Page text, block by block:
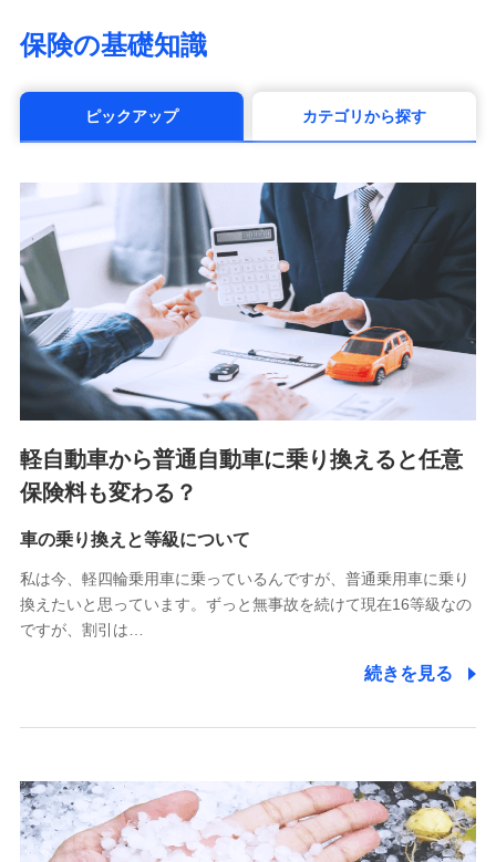
マニュライフ生命保険株式会社
（https://www.manulife.co.jp/）
（https://www.msa-life.co.jp/）
メットライフ生命株式会社(https://www.metlife.co.jp/)
■少額短期保険
株式会社アシロ少額短期保険 (https://kailash.co.jp/)
SBIいきいき少額短期保険会社 (https://www.i-
sedai.com/)
SBIペット少額短期保険株式会社 (https://www.sbipet-
ssi.co.jp/)
SBIリスタ少額短期保険会社
(https://www.jishin.co.jp/)
スマートプラス少額短期保険株式会社
チューリッヒ少額短期保険株式会社
(https://www.zurichssi.co.jp/)
(https://www.tokiomarine-x.co.jp/)
(https://pshoken.co.jp/)
リトルファミリー少額短期保険株式会社
(https://www.littlefamily-ssi.com/)
郵便、電話、およびＥメール等により、当社と取引のあるも
た維持管理等の委託業務遂行のため、またそれらに付帯、関
連する当社および提携会社のサービスを案内、提供するため
（なお、当社は複数の保険会社と取引があり、取得した個人
情報を取引のある他の保険会社の商品・サービスをご提案す
保険の基礎知識
ピックアップ カテゴリから探す
軽自動車から普通自動車に乗り換えると任意
保険料も変わる？
車の乗り換えと等級について
私は今、軽四輪乗用車に乗っているんですが、普通乗用車に乗り
換えたいと思っています。ずっと無事故を続けて現在16等級なの
ですが、割引は…
続きを見る